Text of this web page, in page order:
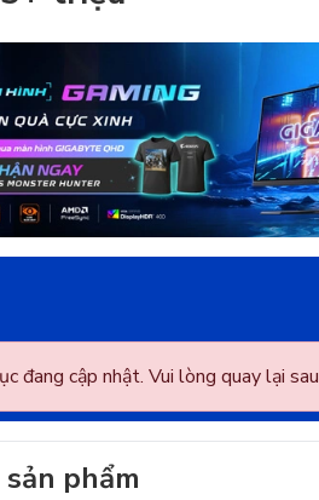
đang cập nhật. Vui lòng quay lại sau
phẩm